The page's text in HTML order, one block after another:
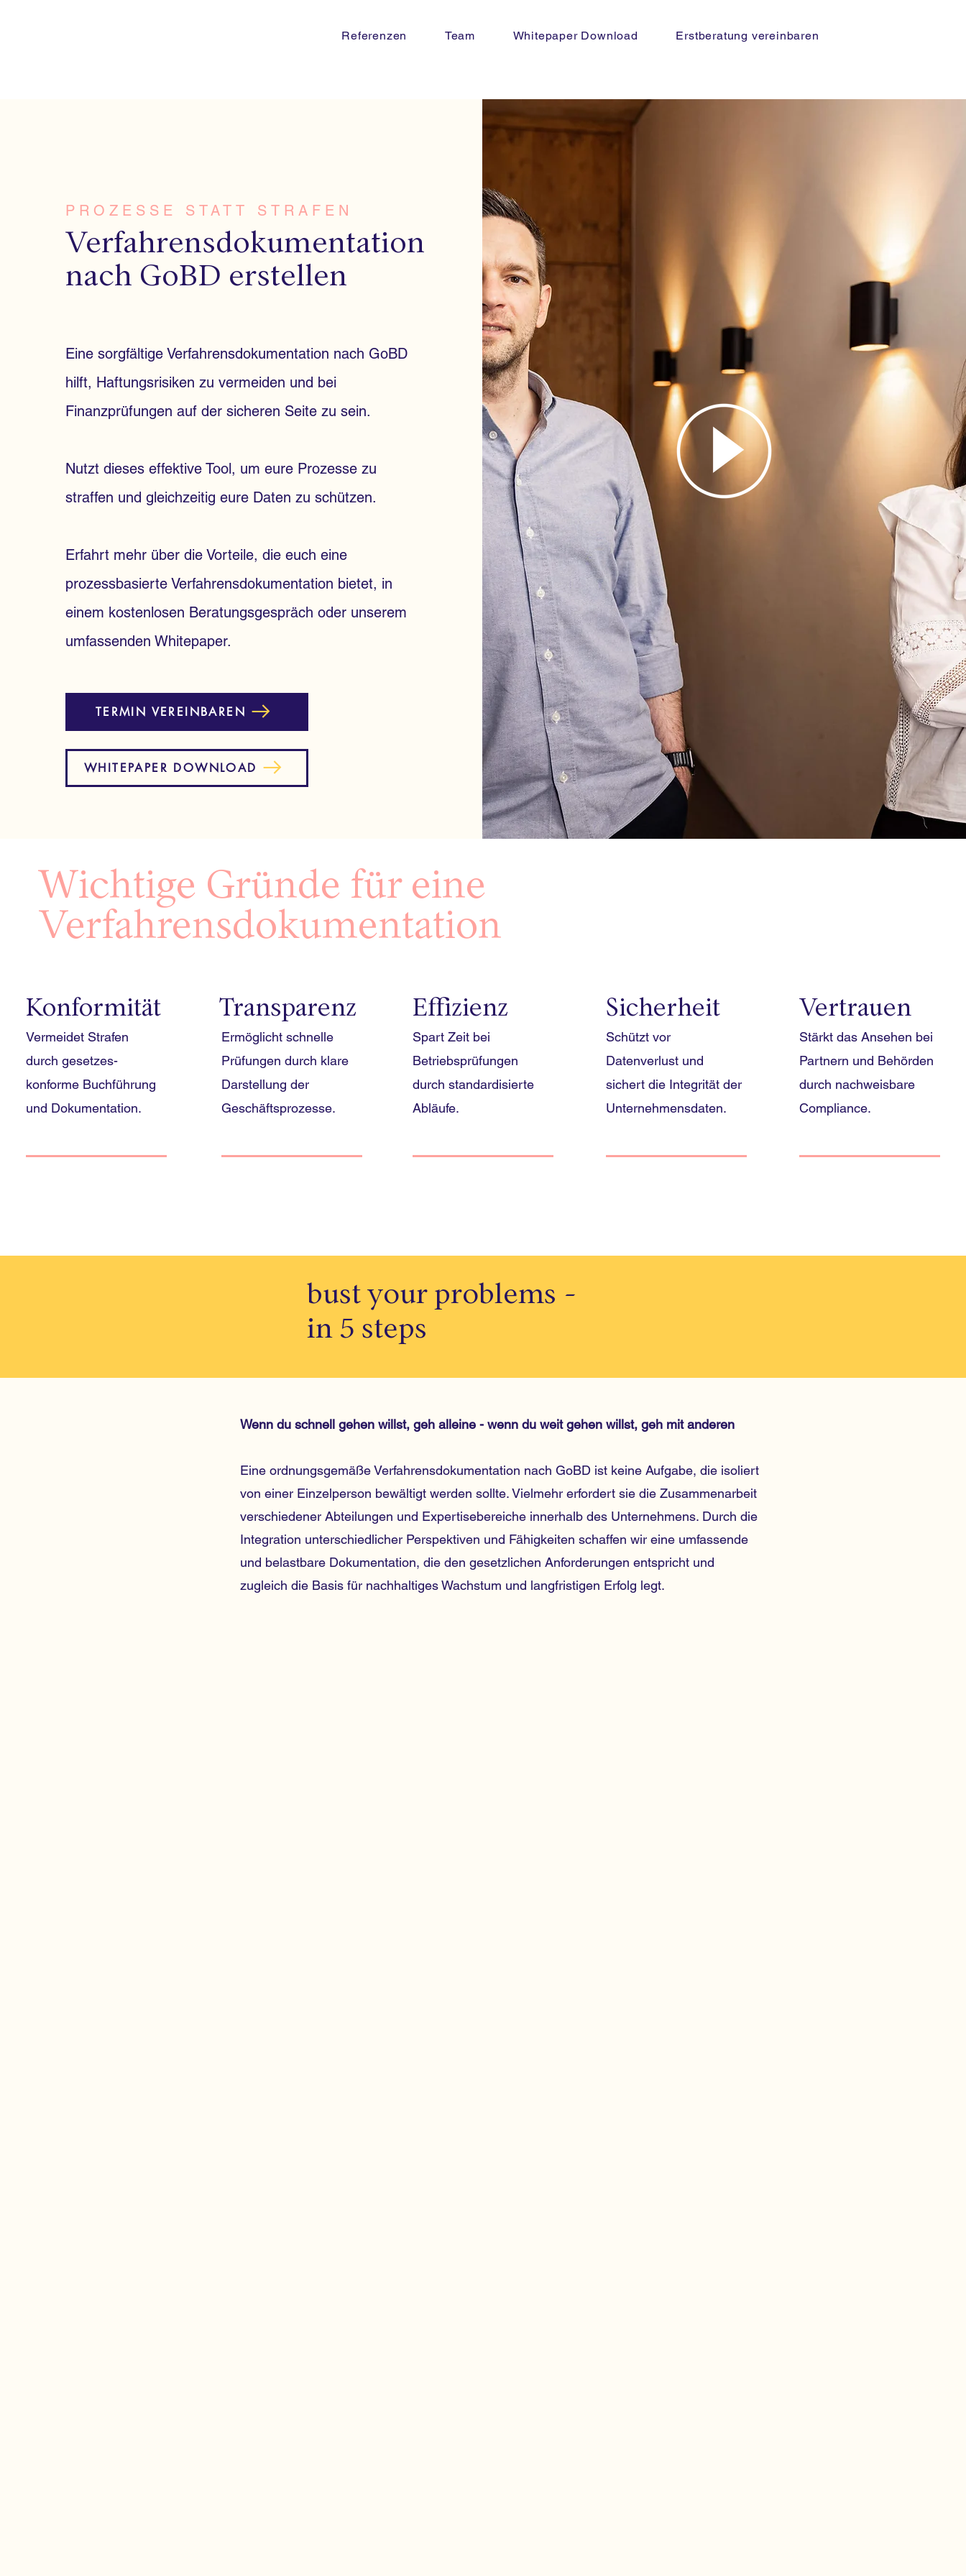
Referenzen Team Whitepaper Download Erstberatung vereinbaren
PROZESSE STATT STRAFEN
Verfahrensdokumentation
nach GoBD erstellen
Eine sorgfältige Verfahrensdokumentation nach GoBD
hilft, Haftungsrisiken zu vermeiden und bei
Finanzprüfungen auf der sicheren Seite zu sein.
Nutzt dieses effektive Tool, um eure Prozesse zu
straffen und gleichzeitig eure Daten zu schützen.
Erfahrt mehr über die Vorteile, die euch eine
prozessbasierte Verfahrensdokumentation bietet, in
einem kostenlosen Beratungsgespräch oder unserem
umfassenden Whitepaper.
TERMIN VEREINBAREN
WHITEPAPER DOWNLOAD
Wichtige Gründe für eine
Verfahrensdokumentation
Konformität
Vermeidet Strafen
durch gesetzes-
konforme Buchführung
und Dokumentation.
Transparenz
Ermöglicht schnelle
Prüfungen durch klare
Darstellung der
Geschäftsprozesse.
Effizienz
Spart Zeit bei
Betriebsprüfungen
durch standardisierte
Abläufe.
Sicherheit
Schützt vor
Datenverlust und
sichert die Integrität der
Unternehmensdaten.
Vertrauen
Stärkt das Ansehen bei
Partnern und Behörden
durch nachweisbare
Compliance.
bust your problems -
in 5 steps
Wenn du schnell gehen willst, geh alleine - wenn du weit gehen willst, geh mit anderen
Eine ordnungsgemäße Verfahrensdokumentation nach GoBD ist keine Aufgabe, die isoliert
von einer Einzelperson bewältigt werden sollte. Vielmehr erfordert sie die Zusammenarbeit
verschiedener Abteilungen und Expertisebereiche innerhalb des Unternehmens. Durch die
Integration unterschiedlicher Perspektiven und Fähigkeiten schaffen wir eine umfassende
und belastbare Dokumentation, die den gesetzlichen Anforderungen entspricht und
zugleich die Basis für nachhaltiges Wachstum und langfristigen Erfolg legt.